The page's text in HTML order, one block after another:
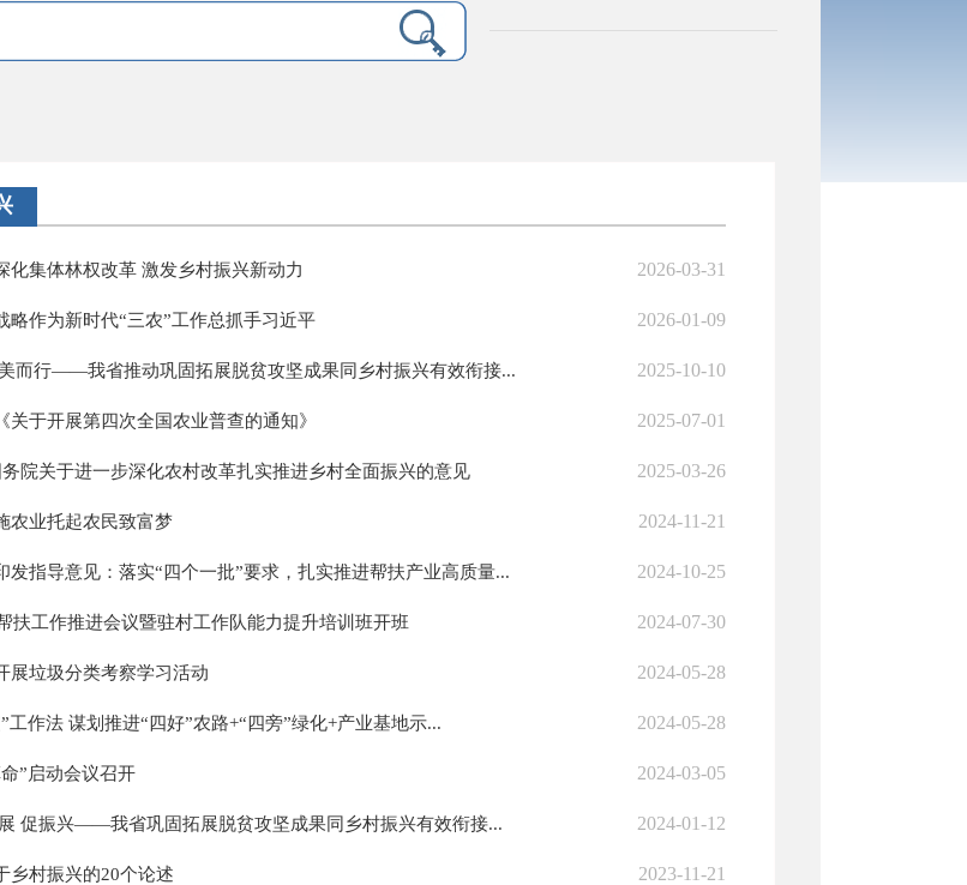
化集体林权改革 激发乡村振兴新动力 2026-03-31
略作为新时代“三农”工作总抓手习近平 2026-01-09
而行——我省推动巩固拓展脱贫攻坚成果同乡村振兴有效衔接... 2025-10-10
关于开展第四次全国农业普查的通知》 2025-07-01
院关于进一步深化农村改革扎实推进乡村全面振兴的意见 2025-03-26
农业托起农民致富梦 2024-11-21
发指导意见：落实“四个一批”要求，扎实推进帮扶产业高质量... 2024-10-25
扶工作推进会议暨驻村工作队能力提升培训班开班 2024-07-30
展垃圾分类考察学习活动 2024-05-28
工作法 谋划推进“四好”农路+“四旁”绿化+产业基地示... 2024-05-28
”启动会议召开 2024-03-05
促振兴——我省巩固拓展脱贫攻坚成果同乡村振兴有效衔接... 2024-01-12
乡村振兴的20个论述 2023-11-21